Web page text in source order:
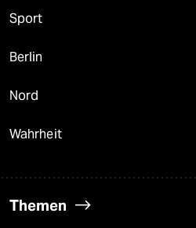
Sport
Berlin
Nord
Wahrheit
Themen